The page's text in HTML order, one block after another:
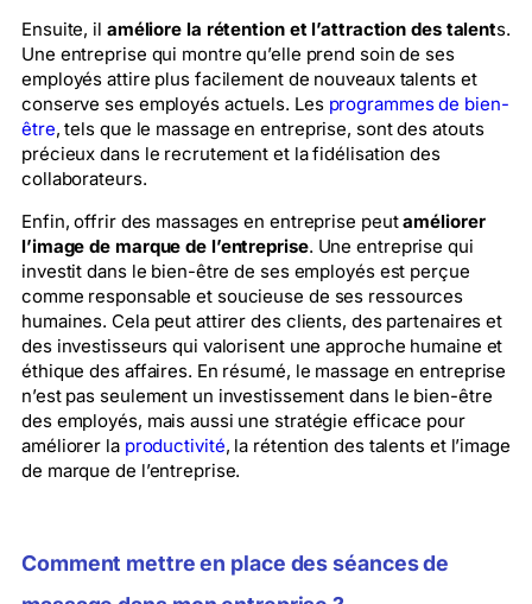
Ensuite, il améliore la rétention et l’attraction des talents.
Une entreprise qui montre qu’elle prend soin de ses
employés attire plus facilement de nouveaux talents et
conserve ses employés actuels. Les programmes de bien-
être, tels que le massage en entreprise, sont des atouts
précieux dans le recrutement et la fidélisation des
collaborateurs.
Enfin, offrir des massages en entreprise peutaméliorer
l’image de marque de l’entreprise. Une entreprise qui
investit dans le bien-être de ses employés est perçue
comme responsable et soucieuse de ses ressources
humaines. Cela peut attirer des clients, des partenaires et
des investisseurs qui valorisent une approche humaine et
éthique des affaires. En résumé, le massage en entreprise
n’est pas seulement un investissement dans le bien-être
des employés, mais aussi une stratégie efficace pour
améliorer la productivité, la rétention des talents et l’image
de marque de l’entreprise.
Comment mettre en place des séances de